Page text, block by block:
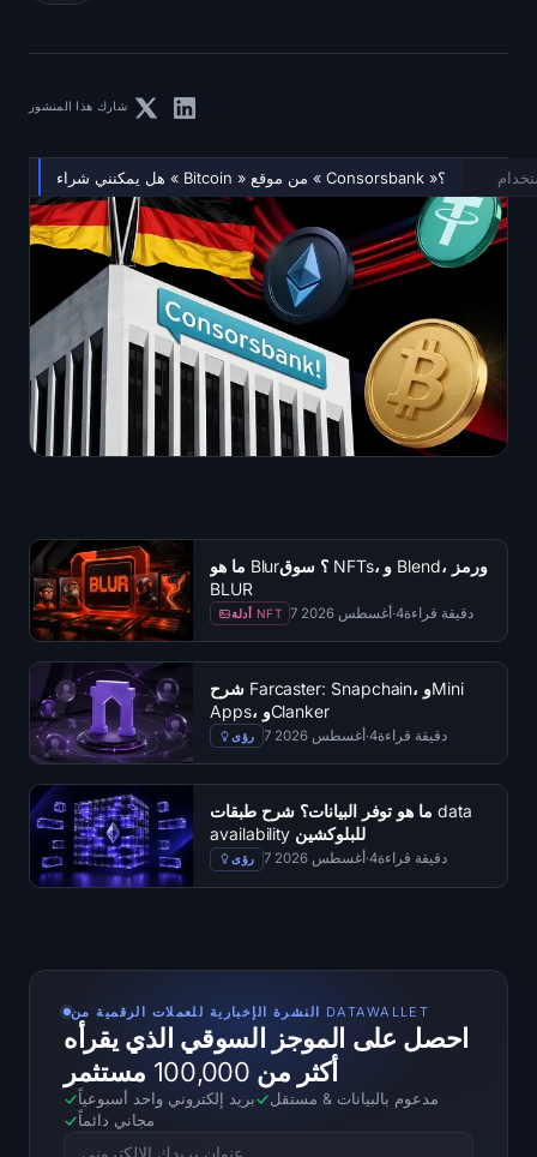
شارك هذا المنشور
هل يمكنني شراء « Bitcoin » من موقع « Consorsbank »؟
ما هو Blur؟ سوق NFTs، و Blend، ورمز
BLUR
أدلة NFT 7 أغسطس 2026·4دقيقة قراءة
شرح Farcaster: Snapchain، وMini
Apps، وClanker
رؤى 7 أغسطس 2026 ·4دقيقة قراءة
ما هو توفر البيانات؟ شرح طبقات data
availability للبلوكشين
رؤى 7 أغسطس 2026 ·4دقيقة قراءة
النشرة الإخبارية للعملات الرقمية من DATAWALLET
احصل على الموجز السوقي الذي يقرأه
أكثر من 100,000 مستثمر
بريد إلكتروني واحد أسبوعياً مدعوم بالبيانات & مستقل
مجاني دائماً